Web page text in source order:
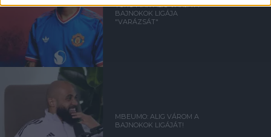
YORO MÁR ALIG VÁRJA A
BAJNOKOK LIGÁJA
"VARÁZSÁT"
MBEUMO: ALIG VÁROM A
BAJNOKOK LIGÁJÁT!